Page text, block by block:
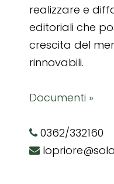
realizzare e
editoriali che
crescita del
rinnovabili.
Documenti »
0362/332160